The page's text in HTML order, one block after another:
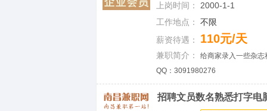
上岗时间： 2000-1-1
工作地点： 不限
薪资待遇： 110元/天
兼职简介： 给商家录入一些杂
QQ：3091980276
招聘文员数名熟悉打字电